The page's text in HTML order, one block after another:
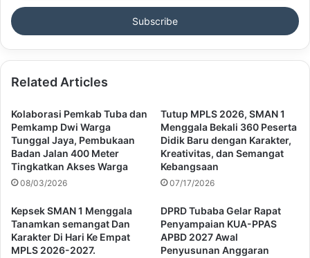
Email
address
Related Articles
Kolaborasi Pemkab Tuba dan
Pemkamp Dwi Warga
Tunggal Jaya, Pembukaan
Badan Jalan 400 Meter
Tingkatkan Akses Warga
08/03/2026
Tutup MPLS 2026, SMAN 1
Menggala Bekali 360 Peserta
Didik Baru dengan Karakter,
Kreativitas, dan Semangat
Kebangsaan
07/17/2026
Kepsek SMAN 1 Menggala
Tanamkan semangat Dan
Karakter Di Hari Ke Empat
MPLS 2026-2027.
DPRD Tubaba Gelar Rapat
Penyampaian KUA-PPAS
APBD 2027 Awal
Penyusunan Anggaran